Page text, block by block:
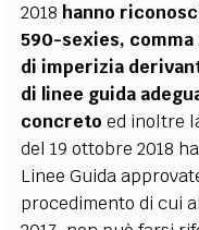
2018 hanno
590-sexies, comma
di imperizia
di linee guida
concreto ed inoltre
del 19 ottobre 2018
Linee Guida
procedimento di cui